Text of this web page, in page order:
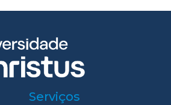
Serviços